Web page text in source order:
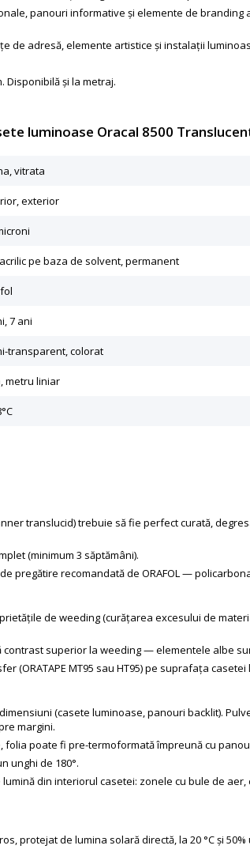
panouri informative și elemente de
de adresă, elemente artistice și instalații
Disponibilă și la metraj.
luminoase Oracal 8500
vitrata
exterior
pe baza de solvent, permanent
7 ani
transparent, colorat
metru liniar
translucid) trebuie să fie perfect curată,
(minimum 3 săptămâni).
pregătire recomandată de ORAFOL —
de weeding (curățarea excesului de
superior la weeding — elementele albe
(ORATAPE MT95 sau HT95) pe suprafața casetei
(casete luminoase, panouri backlit).
margini.
poate fi pre-termoformată împreună cu
unghi de 180°.
din interiorul casetei: zonele cu bule de
protejat de lumina solară directă, la 20 °C și